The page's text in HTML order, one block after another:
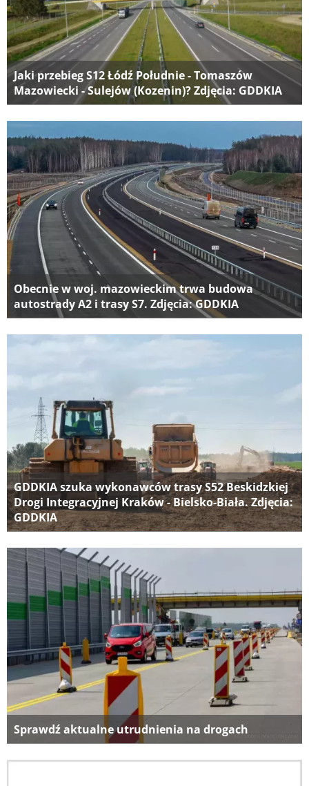
Jaki przebieg S12 Łódź Południe - Tomaszów
Mazowiecki - Sulejów (Kozenin)? Zdjęcia: GDDKIA
Obecnie w woj. mazowieckim trwa budowa
autostrady A2 i trasy S7. Zdjęcia: GDDKIA
GDDKIA szuka wykonawców trasy S52 Beskidzkiej
Drogi Integracyjnej Kraków - Bielsko-Biała. Zdjęcia:
GDDKIA
Sprawdź aktualne utrudnienia na drogach